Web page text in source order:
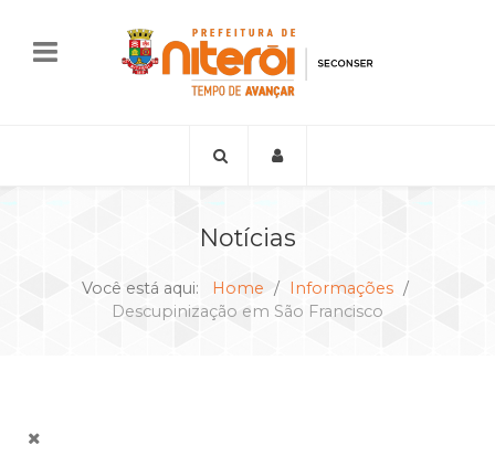
Notícias
Você está aqui: Home
Informações
Descupinização em São Francisco